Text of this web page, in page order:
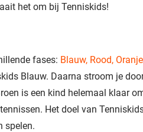
het om bij Tenniskids!
fases: Blauw, Rood,
Blauw. Daarna stroom je
is een kind helemaal klaar
Het doel van
spelen.